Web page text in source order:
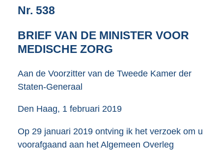
e
0
Nr. 538
BRIEF VAN DE MINISTER VOOR
MEDISCHE ZORG
Aan de Voorzitter van de Tweede Kamer der
Staten-Generaal
Den Haag, 1 februari 2019
Op 29 januari 2019 ontving ik het verzoek om u
voorafgaand aan het Algemeen Overleg